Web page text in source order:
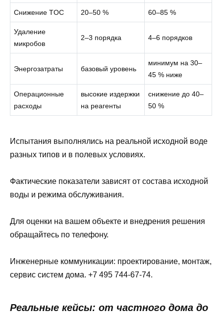
Снижение TOC 20–50 % 60–85 %
Удаление
микробов
2–3 порядка 4–6 порядков
Энергозатраты базовый уровень
минимум на 30–
45 % ниже
Операционные
расходы
высокие издержки
на реагенты
снижение до 40–
50 %
Испытания выполнялись на реальной исходной воде
разных типов и в полевых условиях.
Фактические показатели зависят от состава исходной
воды и режима обслуживания.
Для оценки на вашем объекте и внедрения решения
обращайтесь по телефону.
Инженерные коммуникации: проектирование, монтаж,
сервис систем дома. +7 495 744-67-74.
Реальные кейсы: от частного дома до